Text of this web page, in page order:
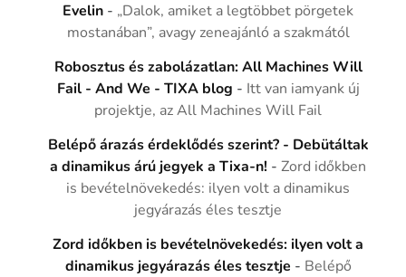
Evelin - „Dalok, amiket a legtöbbet pörgetek
mostanában”, avagy zeneajánló a szakmától
Robosztus és zabolázatlan: All Machines Will
Fail - And We - TIXA blog - Itt van iamyank új
projektje, az All Machines Will Fail
Belépő árazás érdeklődés szerint? - Debütáltak
a dinamikus árú jegyek a Tixa-n! -Zord időkben
is bevételnövekedés: ilyen volt a dinamikus
jegyárazás éles tesztje
Zord időkben is bevételnövekedés: ilyen volt a
dinamikus jegyárazás éles tesztje - Belépő